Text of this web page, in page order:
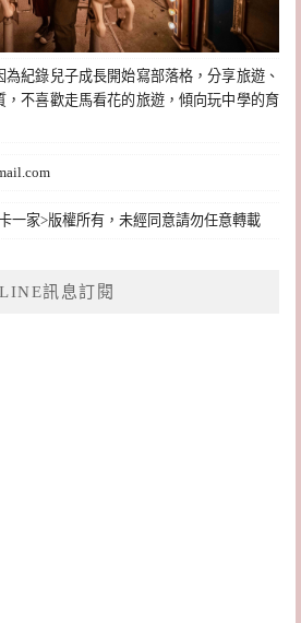
紀錄兒子成長開始寫部落格，分享旅遊、
，不喜歡走馬看花的旅遊，傾向玩中學的育
一家>版權所有，未經同意請勿任意轉載
LINE訊息訂閱